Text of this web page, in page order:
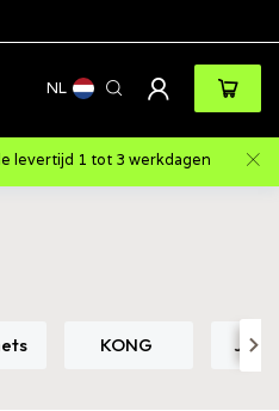
NL
levertijd 1 tot 3 werkdagen
KONG Jolly